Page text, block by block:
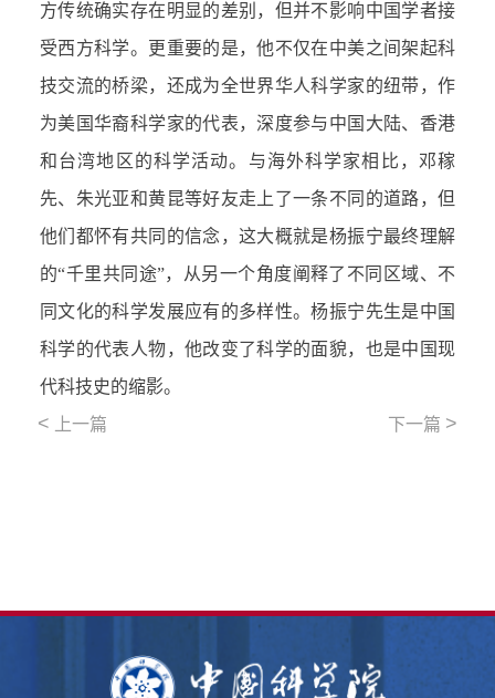
方传统确实存在明显的差别，但并不影响中国学者接
受西方科学。更重要的是，他不仅在中美之间架起科
技交流的桥梁，还成为全世界华人科学家的纽带，作
为美国华裔科学家的代表，深度参与中国大陆、香港
和台湾地区的科学活动。与海外科学家相比，邓稼
先、朱光亚和黄昆等好友走上了一条不同的道路，但
他们都怀有共同的信念，这大概就是杨振宁最终理解
的“千里共同途”，从另一个角度阐释了不同区域、不
同文化的科学发展应有的多样性。杨振宁先生是中国
科学的代表人物，他改变了科学的面貌，也是中国现
代科技史的缩影。
< 上一篇 下一篇 >